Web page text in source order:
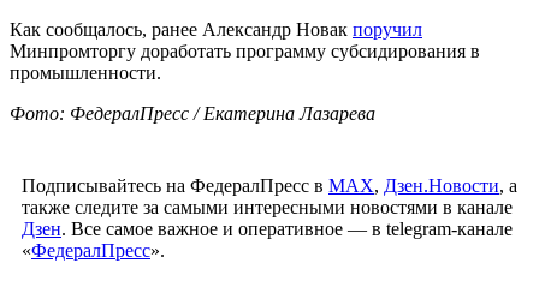
Как сообщалось, ранее Александр Новак поручил
Минпромторгу доработать программу субсидирования в
промышленности.
Фото: ФедералПресс / Екатерина Лазарева
Подписывайтесь на ФедералПресс в МАХ, Дзен.Новости, а
также следите за самыми интересными новостями в канале
Дзен. Все самое важное и оперативное — в telegram-канале
«ФедералПресс».